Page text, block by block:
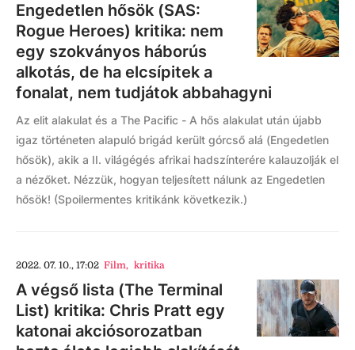
Engedetlen hősök (SAS:
Rogue Heroes) kritika: nem
egy szokványos háborús
alkotás, de ha elcsípitek a
fonalat, nem tudjátok abbahagyni
Az elit alakulat és a The Pacific - A hős alakulat után újabb
igaz történeten alapuló brigád került górcső alá (Engedetlen
hősök), akik a II. világégés afrikai hadszínterére kalauzolják el
a nézőket. Nézzük, hogyan teljesített nálunk az Engedetlen
hősök! (Spoilermentes kritikánk következik.)
2022. 07. 10., 17:02 Film, kritika
A végső lista (The Terminal
List) kritika: Chris Pratt egy
katonai akciósorozatban